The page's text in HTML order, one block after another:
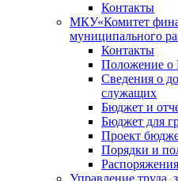
Контакты
МКУ«Комитет
муниципального
Контакты
Положение о
Сведения о
служащих
Бюджет и
Бюджет для
Проект
Порядки и
Распоряжения
Управление труда,